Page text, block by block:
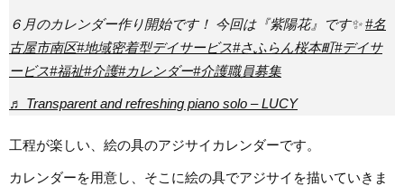
６月のカレンダー作り開始です！ 今回は『紫陽花』です✨#名
古屋市南区#地域密着型デイサービス#さふらん桜本町#デイサ
ービス#福祉#介護#カレンダー#介護職員募集
♬ Transparent and refreshing piano solo – LUCY
工程が楽しい、絵の具のアジサイカレンダーです。
カレンダーを用意し、そこに絵の具でアジサイを描いていきま